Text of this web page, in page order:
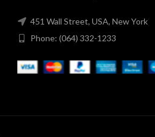
451 Wall Street, USA, New York
Phone: (064) 332-1233